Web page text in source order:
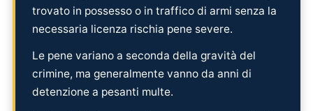
trovato in possesso o in traffico di armi senza la
necessaria licenza rischia pene severe.
Le pene variano a seconda della gravità del
crimine, ma generalmente vanno da anni di
detenzione a pesanti multe.